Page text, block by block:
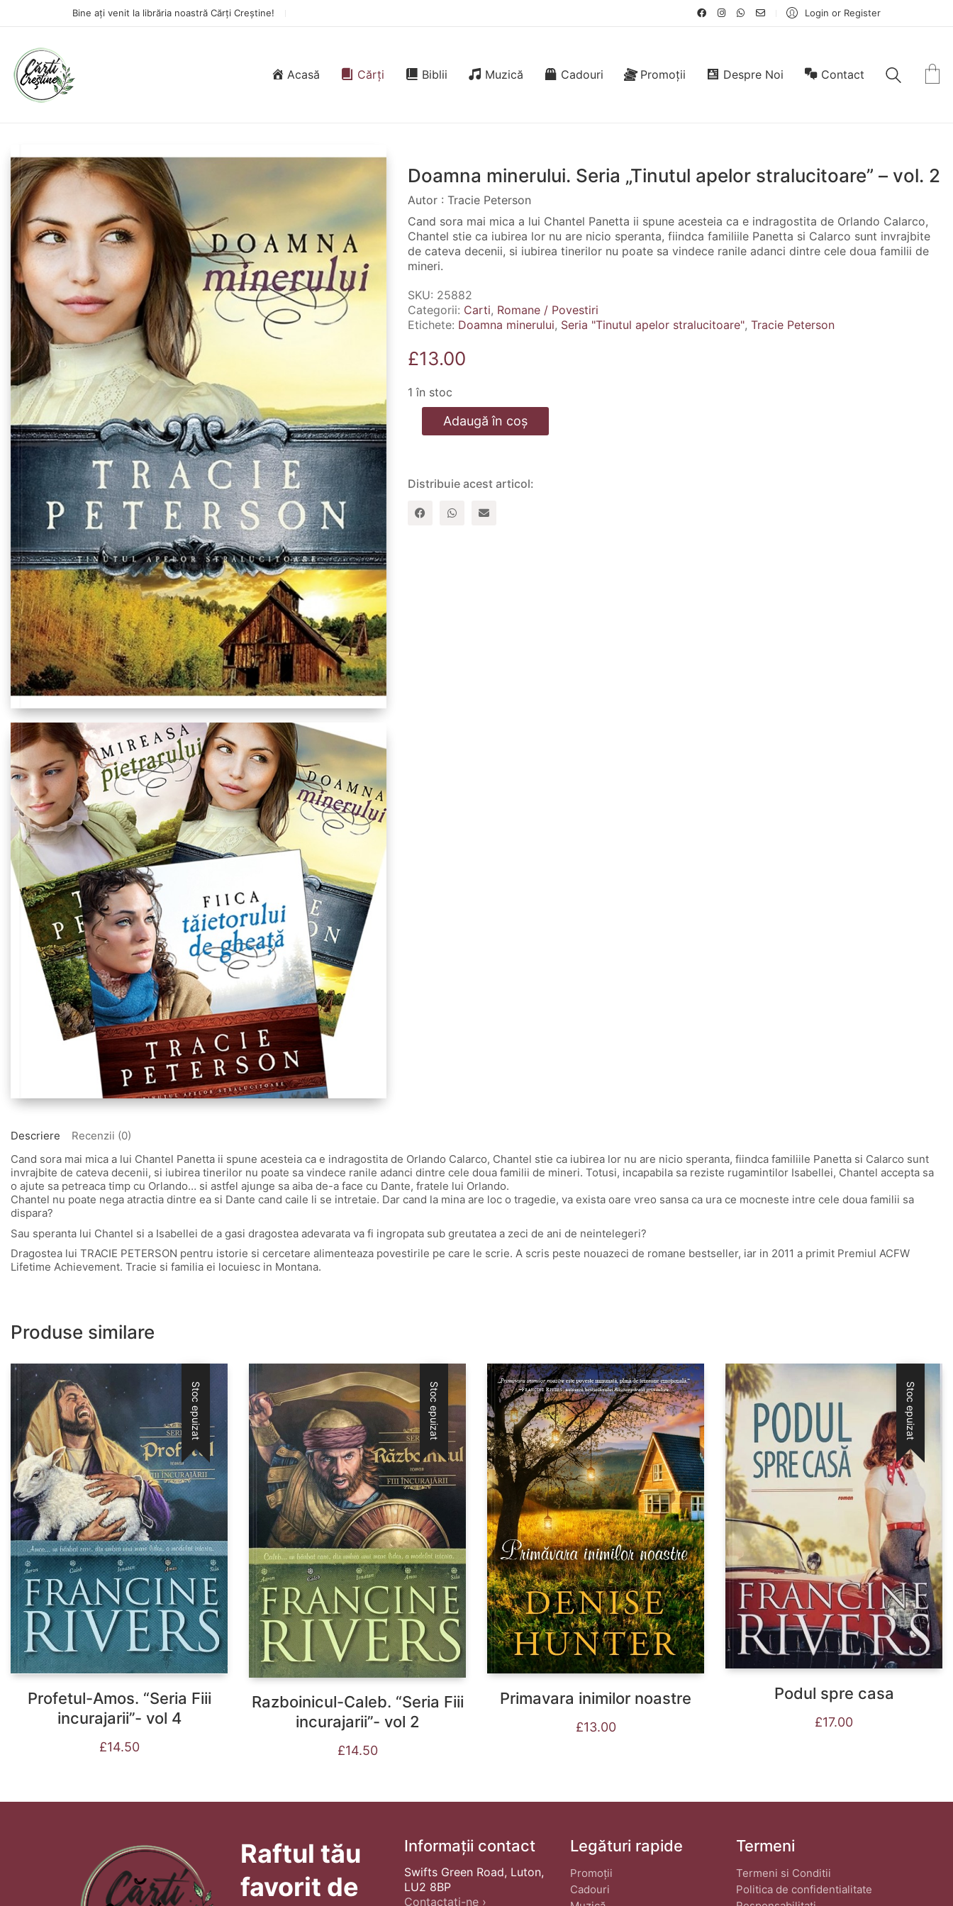
Bine ați venit la librăria noastră Cărți Creștine! Login or Register
Acasă Cărți Biblii Muzică Cadouri Promoții Despre Noi Contact
Doamna minerului. Seria „Tinutul apelor stralucitoare” – vol. 2
Autor : Tracie Peterson
Cand sora mai mica a lui Chantel Panetta ii spune acesteia ca e indragostita de Orlando Calarco,
Chantel stie ca iubirea lor nu are nicio speranta, fiindca familiile Panetta si Calarco sunt invrajbite
de cateva decenii, si iubirea tinerilor nu poate sa vindece ranile adanci dintre cele doua familii de
mineri.
SKU: 25882
Categorii: Carti, Romane / Povestiri
Etichete: Doamna minerului, Seria "Tinutul apelor stralucitoare", Tracie Peterson
£13.00
1 în stoc
Cantitate
Doamna
minerului.
apelor
vol.
Adaugă în coș
Distribuie acest articol:
Descriere
Recenzii (0)
Cand sora mai mica a lui Chantel Panetta ii spune acesteia ca e indragostita de Orlando Calarco, Chantel stie ca iubirea lor nu are nicio speranta, fiindca familiile Panetta si Calarco sunt
invrajbite de cateva decenii, si iubirea tinerilor nu poate sa vindece ranile adanci dintre cele doua familii de mineri. Totusi, incapabila sa reziste rugamintilor Isabellei, Chantel accepta sa
o ajute sa petreaca timp cu Orlando… si astfel ajunge sa aiba de-a face cu Dante, fratele lui Orlando.
Chantel nu poate nega atractia dintre ea si Dante cand caile li se intretaie. Dar cand la mina are loc o tragedie, va exista oare vreo sansa ca ura ce mocneste intre cele doua familii sa
dispara?
Sau speranta lui Chantel si a Isabellei de a gasi dragostea adevarata va fi ingropata sub greutatea a zeci de ani de neintelegeri?
Dragostea lui TRACIE PETERSON pentru istorie si cercetare alimenteaza povestirile pe care le scrie. A scris peste nouazeci de romane bestseller, iar in 2011 a primit Premiul ACFW
Lifetime Achievement. Tracie si familia ei locuiesc in Montana.
Produse similare
Stoc epuizat
Profetul-Amos. “Seria Fiii
incurajarii”- vol 4
£14.50
Stoc epuizat
Razboinicul-Caleb. “Seria Fiii
incurajarii”- vol 2
£14.50
Primavara inimilor noastre
£13.00
Stoc epuizat
Podul spre casa
£17.00
Raftul tău
favorit de
Informații contact
Swifts Green Road, Luton,
LU2 8BP
Contactați-ne ›
Legături rapide
Promoții
Cadouri
Termeni
Termeni si Conditii
Politica de confidentialitate